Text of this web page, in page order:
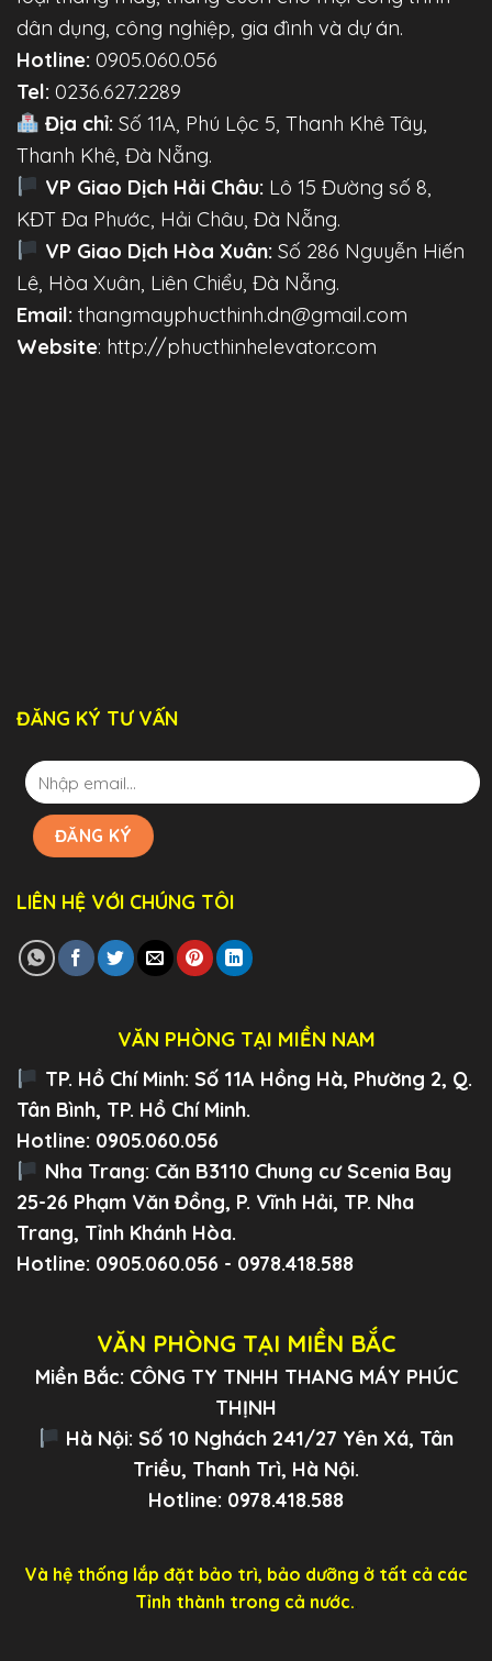
dân dụng, công nghiệp, gia đình và dự án.
Hotline: 0905.060.056
Tel: 0236.627.2289
Địa chỉ: Số 11A, Phú Lộc 5, Thanh Khê Tây,
Thanh Khê, Đà Nẵng.
VP Giao Dịch Hải Châu: Lô 15 Đường số 8,
KĐT Đa Phước, Hải Châu, Đà Nẵng.
VP Giao Dịch Hòa Xuân: Số 286 Nguyễn Hiến
Lê, Hòa Xuân, Liên Chiểu, Đà Nẵng.
Email: thangmayphucthinh.dn@gmail.com
Website: http://phucthinhelevator.com
ĐĂNG KÝ TƯ VẤN
LIÊN HỆ VỚI CHÚNG TÔI
VĂN PHÒNG TẠI MIỀN NAM
TP. Hồ Chí Minh: Số 11A Hồng Hà, Phường 2, Q.
Tân Bình, TP. Hồ Chí Minh.
Hotline: 0905.060.056
Nha Trang: Căn B3110 Chung cư Scenia Bay
25-26 Phạm Văn Đồng, P. Vĩnh Hải, TP. Nha
Trang, Tỉnh Khánh Hòa.
Hotline: 0905.060.056 - 0978.418.588
VĂN PHÒNG TẠI MIỀN BẮC
Miền Bắc: CÔNG TY TNHH THANG MÁY PHÚC
THỊNH
Hà Nội: Số 10 Nghách 241/27 Yên Xá, Tân
Triều, Thanh Trì, Hà Nội.
Hotline: 0978.418.588
Và hệ thống lắp đặt bảo trì, bảo dưỡng ở tất cả các
Tỉnh thành trong cả nước.